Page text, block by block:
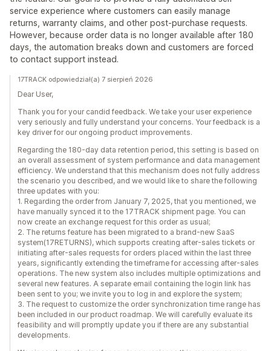
service experience where customers can easily manage
returns, warranty claims, and other post-purchase requests.
However, because order data is no longer available after 180
days, the automation breaks down and customers are forced
to contact support instead.
17TRACK odpowiedział(a) 7 sierpień 2026
Dear User,
Thank you for your candid feedback. We take your user experience
very seriously and fully understand your concerns. Your feedback is a
key driver for our ongoing product improvements.
Regarding the 180-day data retention period, this setting is based on
an overall assessment of system performance and data management
efficiency. We understand that this mechanism does not fully address
the scenario you described, and we would like to share the following
three updates with you:
1. Regarding the order from January 7, 2025, that you mentioned, we
have manually synced it to the 17TRACK shipment page. You can
now create an exchange request for this order as usual;
2. The returns feature has been migrated to a brand-new SaaS
system(17RETURNS), which supports creating after-sales tickets or
initiating after-sales requests for orders placed within the last three
years, significantly extending the timeframe for accessing after-sales
operations. The new system also includes multiple optimizations and
several new features. A separate email containing the login link has
been sent to you; we invite you to log in and explore the system;
3. The request to customize the order synchronization time range has
been included in our product roadmap. We will carefully evaluate its
feasibility and will promptly update you if there are any substantial
developments.